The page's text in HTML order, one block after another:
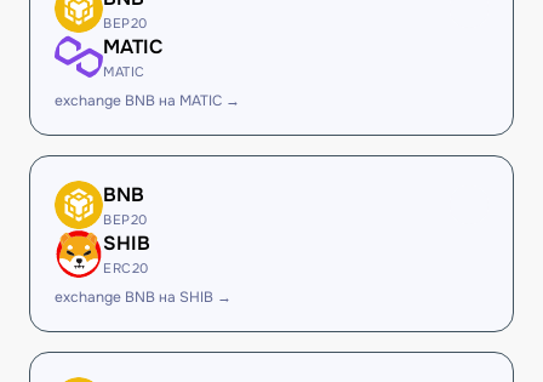
BEP20
MATIC
MATIC
exchange BNB на MATIC →
BNB
BEP20
SHIB
ERC20
exchange BNB на SHIB →